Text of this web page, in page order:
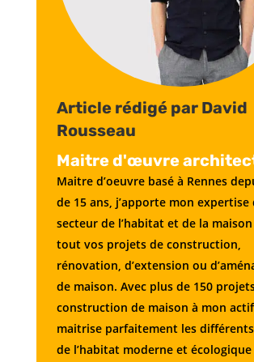
Article rédigé par David
Rousseau
Maitre d'œuvre
Maitre d’oeuvre basé à Rennes
de 15 ans, j’apporte mon expertise
secteur de l’habitat et de la
tout vos projets de construction,
rénovation, d’extension ou
de maison. Avec plus de 150
construction de maison à mon
maitrise parfaitement les
de l’habitat moderne et écologique